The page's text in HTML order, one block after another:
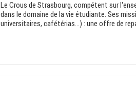
Le Crous de Strasbourg, compétent sur
dans le domaine de la vie étudiante. Ses
universitaires, cafétérias…) : une offre de